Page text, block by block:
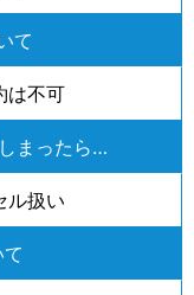
て
は不可
まったら…
ル扱い